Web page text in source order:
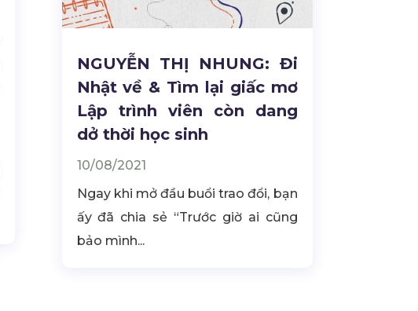
NGUYỄN THỊ NHUNG: Đi
Nhật về & Tìm lại giấc mơ
Lập trình viên còn dang
dở thời học sinh
10/08/2021
Ngay khi mở đầu buổi trao đổi, bạn
ấy đã chia sẻ “Trước giờ ai cũng
bảo mình...